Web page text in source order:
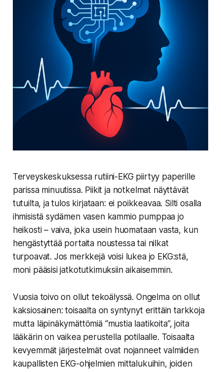
Terveyskeskuksessa rutiini-EKG piirtyy paperille
parissa minuutissa. Piikit ja notkelmat näyttävät
tutuilta, ja tulos kirjataan: ei poikkeavaa. Silti osalla
ihmisistä sydämen vasen kammio pumppaa jo
heikosti – vaiva, joka usein huomataan vasta, kun
hengästyttää portaita noustessa tai nilkat
turpoavat. Jos merkkejä voisi lukea jo EKG:stä,
moni pääsisi jatkotutkimuksiin aikaisemmin.
Vuosia toivo on ollut tekoälyssä. Ongelma on ollut
kaksiosainen: toisaalta on syntynyt erittäin tarkkoja
mutta läpinäkymättömiä “mustia laatikoita”, joita
lääkärin on vaikea perustella potilaalle. Toisaalta
kevyemmät järjestelmät ovat nojanneet valmiiden
kaupallisten EKG-ohjelmien mittalukuihin, joiden